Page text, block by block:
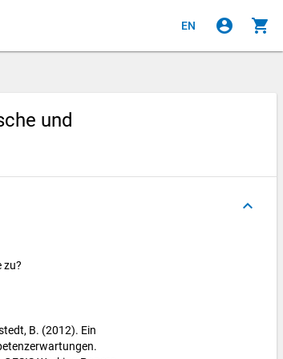
EN account_circle shopping_cart
und
keyboard_arrow_up
zu?
B. (2012). Ein